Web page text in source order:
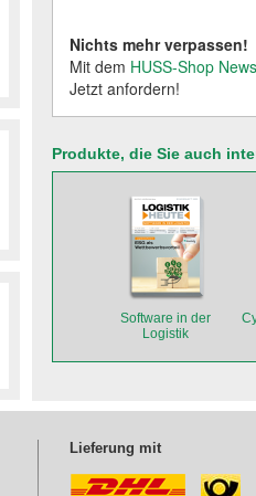
Nichts mehr verpassen!
Mit dem HUSS-Shop
Jetzt anfordern!
Produkte, die Sie auch
Software in der
Logistik
Lieferung mit